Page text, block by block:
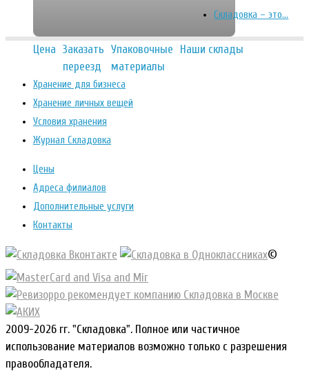
Цена Заказать
переезд
Упаковочные
материалы
Наши склады
Складовка – это…
Хранение для бизнеса
Хранение личных вещей
Условия хранения
Журнал Складовка
Цены
Адреса филиалов
Дополнительные услуги
Контакты
©
2009-2026 гг. "Складовка". Полное или частичное
использование материалов возможно только с разрешения
правообладателя.